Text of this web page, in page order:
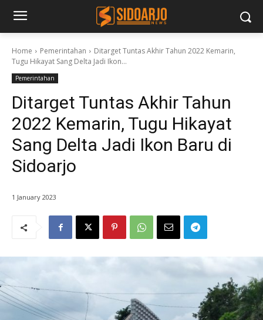
Home Pemerintahan
Ditarget Tuntas Akhir Tahun 2022 Kemarin,
Tugu Hikayat Sang Delta Jadi Ikon...
Pemerintahan
Ditarget Tuntas Akhir Tahun
2022 Kemarin, Tugu Hikayat
Sang Delta Jadi Ikon Baru di
Sidoarjo
1 January 2023